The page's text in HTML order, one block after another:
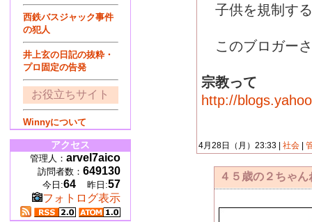
西鉄バスジャック事件
の犯人
井上玄の日記の抜粋・
プロ固定の告発
お役立ちサイト
Winnyについて
アクセス
管理人： arvel7aico
訪問者数： 649130
今日:64 昨日:57
フォトログ表示
子供を規制す
このブロガー
宗教って
http://
4月28日（月）23:33 | 社会
４５歳の２ちゃ